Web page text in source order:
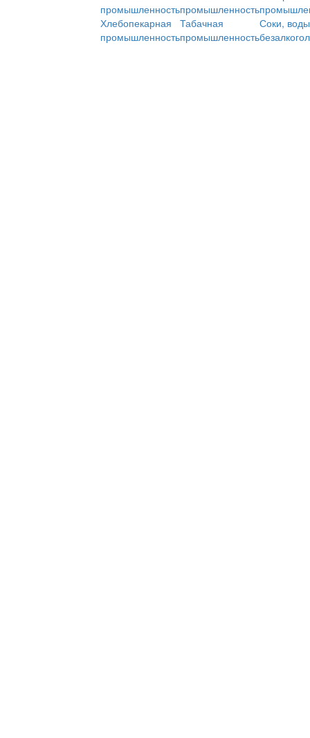
промышленностьпромышленность
Хлебопекарная
промышленность
Табачная
промышленность
Соки,